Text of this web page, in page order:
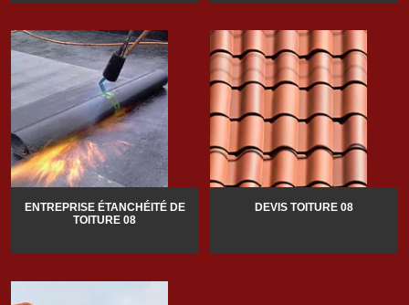
ENTREPRISE ÉTANCHÉITÉ DE
TOITURE 08
DEVIS TOITURE 08